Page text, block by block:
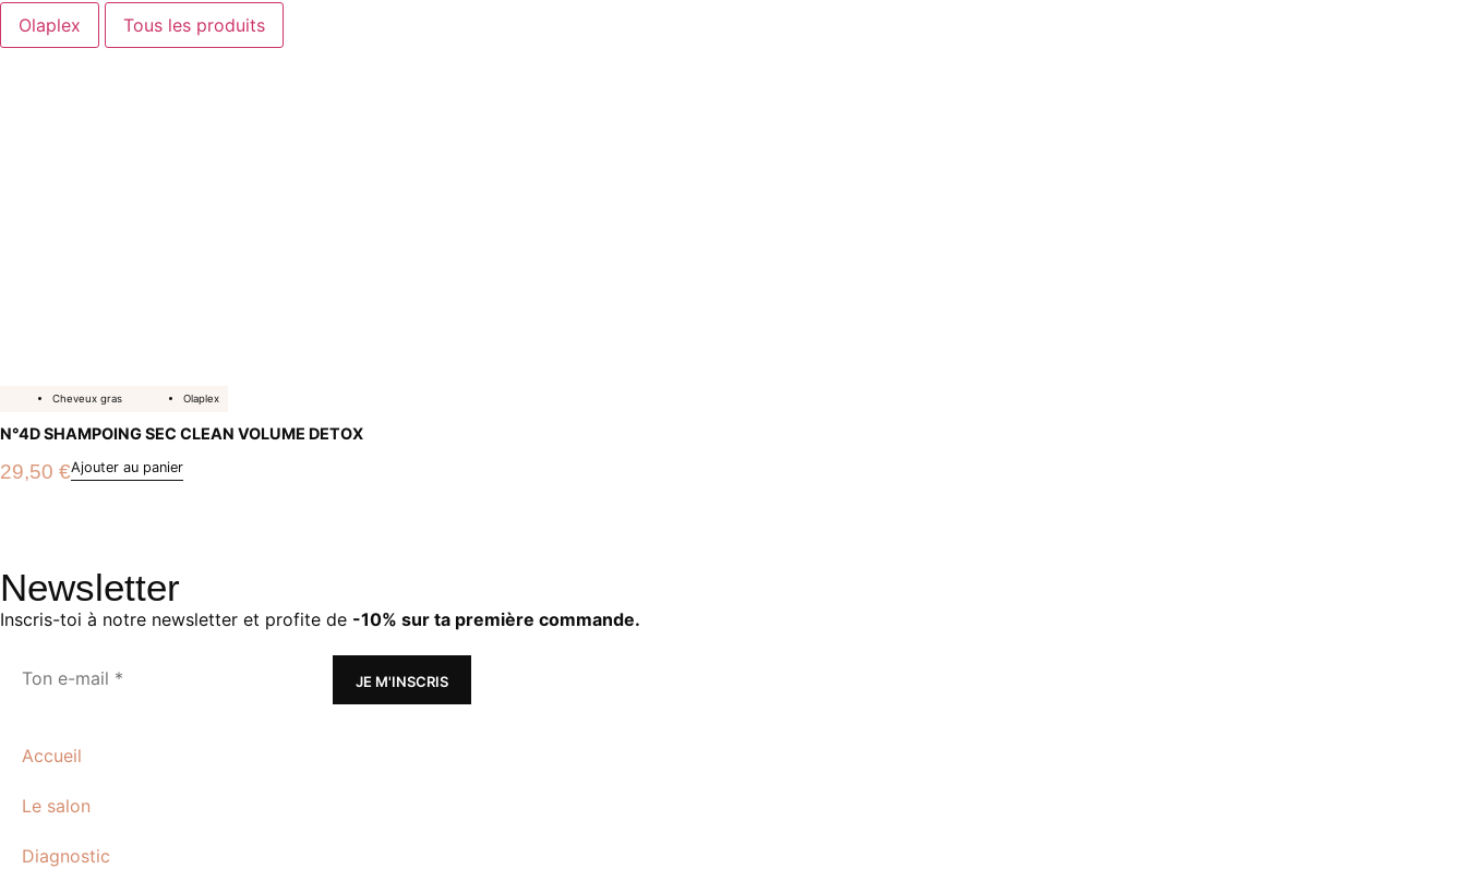
Olaplex Tous les produits
Cheveux gras Olaplex
N°4D SHAMPOING SEC CLEAN VOLUME DETOX
29,50 €Ajouter au panier
Newsletter
Inscris-toi à notre newsletter et profite de -10% sur ta première commande.
Accueil
Le salon
Diagnostic